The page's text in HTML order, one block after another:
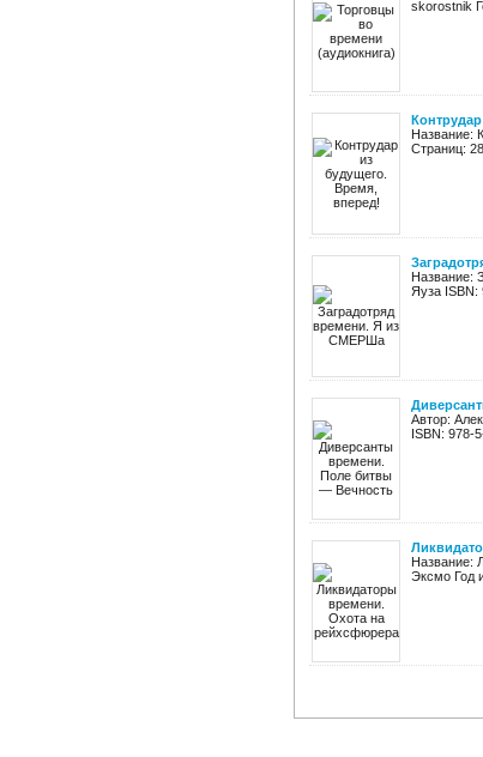
skorostnik
Название:
Страниц:
Название:
Яуза ISBN:
Автор:
ISBN: 978-
Название:
Эксмо Год